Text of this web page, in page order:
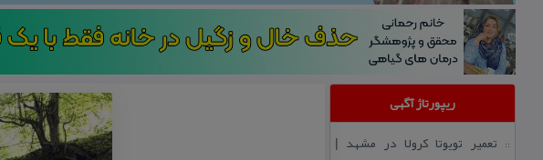
ریپورتاژ آگهی
:: تعمیر تویوتا كرولا در مشهد |